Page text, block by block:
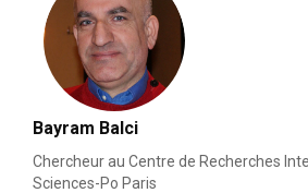
Bayram Balci
Chercheur au Centre de Recherches
Sciences-Po Paris